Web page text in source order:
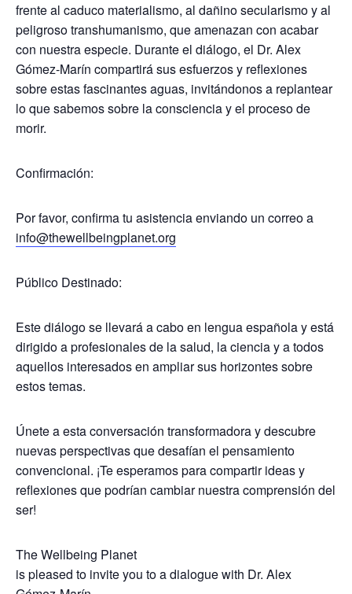
frente al caduco materialismo, al dañino secularismo y al
peligroso transhumanismo, que amenazan con acabar
con nuestra especie. Durante el diálogo, el Dr. Alex
Gómez-Marín compartirá sus esfuerzos y reflexiones
sobre estas fascinantes aguas, invitándonos a replantear
lo que sabemos sobre la consciencia y el proceso de
morir.
Confirmación:
Por favor, confirma tu asistencia enviando un correo a
info@thewellbeingplanet.org
Público Destinado:
Este diálogo se llevará a cabo en lengua españolay está
dirigido a profesionales de la salud, la ciencia y a todos
aquellos interesados en ampliar sus horizontes sobre
estos temas.
Únete a esta conversación transformadora y descubre
nuevas perspectivas que desafían el pensamiento
convencional. ¡Te esperamos para compartir ideas y
reflexiones que podrían cambiar nuestra comprensión del
ser!
The Wellbeing Planet
is pleased to invite you to a dialogue with Dr. Alex